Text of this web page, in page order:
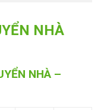
NHÀ
NHÀ –